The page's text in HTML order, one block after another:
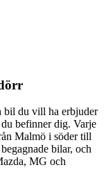
bil du vill ha erbjuder
befinner dig. Varje
Malmö i söder till
bilar, och
MG och